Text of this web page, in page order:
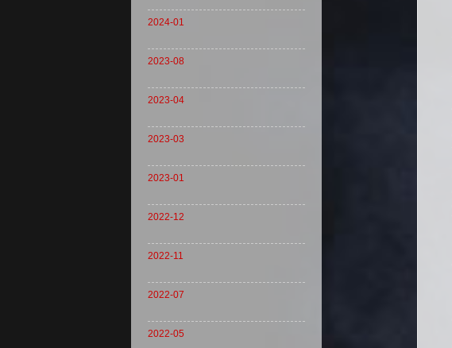
2024-01
2023-08
2023-04
2023-03
2023-01
2022-12
2022-11
2022-07
2022-05